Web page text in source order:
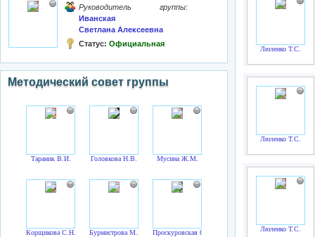
Руководитель группы:
Иванская
Светлана Алексеевна
Статус: Официальная
Методический совет группы
Тараник В.И. Головкова Н.В. Мусина Ж.М.
Корщикова С.Н. Бурмистрова М.В. Проскуровская О.Г.
Люленко Т.С.
Люленко Т.С.
Люленко Т.С.